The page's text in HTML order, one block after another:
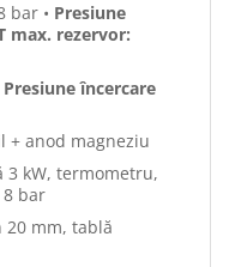
bar • Presiune
max. rezervor:
Presiune încercare
+ anod magneziu
3 kW, termometru,
bar
mm, tablă